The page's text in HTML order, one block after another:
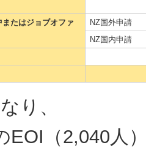
たはジョブオファ
NZ国外申請
NZ国内申請
り、
EOI（2,040人